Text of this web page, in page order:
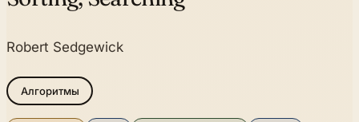
Robert Sedgewick
Алгоритмы